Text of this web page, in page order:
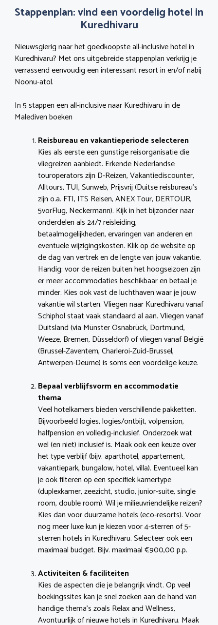
Stappenplan: vind een voordelig hotel in
Kuredhivaru
Nieuwsgierig naar het goedkoopste all-inclusive hotel in
Kuredhivaru? Met ons uitgebreide stappenplan verkrijg je
verrassend eenvoudig een interessant resort in en/of nabij
Noonu-atol.
In 5 stappen een all-inclusive naar Kuredhivaru in de
Malediven boeken
Reisbureau en vakantieperiode selecteren
Kies als eerste een gunstige reisorganisatie die
vliegreizen aanbiedt. Erkende Nederlandse
touroperators zijn D-Reizen, Vakantiediscounter,
Alltours, TUI, Sunweb, Prijsvrij (Duitse reisbureau’s
zijn o.a. FTI, ITS Reisen, ANEX Tour, DERTOUR,
5vorFlug, Neckermann). Kijk in het bijzonder naar
onderdelen als 24/7 reisleiding,
betaalmogelijkheden, ervaringen van anderen en
eventuele wijzigingskosten. Klik op de website op
de dag van vertrek en de lengte van jouw vakantie.
Handig: voor de reizen buiten het hoogseizoen zijn
er meer accommodaties beschikbaar en betaal je
minder. Kies ook vast de luchthaven waar je jouw
vakantie wil starten. Vliegen naar Kuredhivaru vanaf
Schiphol staat vaak standaard al aan. Vliegen vanaf
Duitsland (via Münster Osnabrück, Dortmund,
Weeze, Bremen, Düsseldorf) of vliegen vanaf België
(Brussel-Zaventem, Charleroi-Zuid-Brussel,
Antwerpen-Deurne) is soms een voordelige keuze.
Bepaal verblijfsvorm en accommodatie
thema
Veel hotelkamers bieden verschillende pakketten.
Bijvoorbeeld logies, logies/ontbijt, volpension,
halfpension en volledig-inclusief. Onderzoek wat
wel (en niet) inclusief is. Maak ook een keuze over
het type verblijf (bijv. aparthotel, appartement,
vakantiepark, bungalow, hotel, villa). Eventueel kan
je ook filteren op een specifiek kamertype
(duplexkamer, zeezicht, studio, junior-suite, single
room, double room). Wil je milieuvriendelijke reizen?
Kies dan voor duurzame hotels (eco-resorts). Voor
nog meer luxe kun je kiezen voor 4-sterren of 5-
sterren hotels in Kuredhivaru. Selecteer ook een
maximaal budget. Bijv. maximaal €900,00 p.p.
Activiteiten & faciliteiten
Kies de aspecten die je belangrijk vindt. Op veel
boekingssites kan je snel zoeken aan de hand van
handige thema’s zoals Relax and Wellness,
Avontuurlijk of nieuwe hotels in Kuredhivaru. Maak